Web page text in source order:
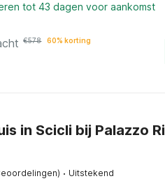
tot 43 dagen voor aankomst
€578 60% korting
in Scicli bij Palazzo
· Uitstekend